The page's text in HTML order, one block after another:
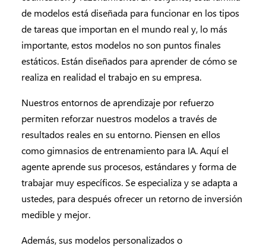
de modelos está diseñada para funcionar en los tipos
de tareas que importan en el mundo real y, lo más
importante, estos modelos no son puntos finales
estáticos. Están diseñados para aprender de cómo se
realiza en realidad el trabajo en su empresa.
Nuestros entornos de aprendizaje por refuerzo
permiten reforzar nuestros modelos a través de
resultados reales en su entorno. Piensen en ellos
como gimnasios de entrenamiento para IA. Aquí el
agente aprende sus procesos, estándares y forma de
trabajar muy específicos. Se especializa y se adapta a
ustedes, para después ofrecer un retorno de inversión
medible y mejor.
Además, sus modelos personalizados o